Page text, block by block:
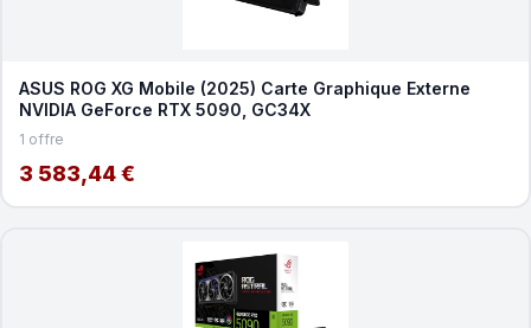
ASUS ROG XG Mobile (2025) Carte Graphique Externe
NVIDIA GeForce RTX 5090, GC34X
1 offre
3 583,44 €